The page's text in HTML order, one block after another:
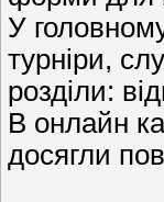
У
турніри,
розділи:
В онлайн
досягли